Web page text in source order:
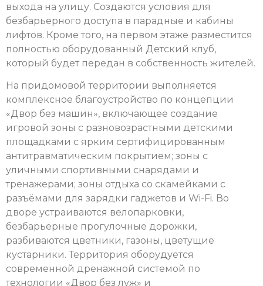
выхода на улицу. Создаются условия для
безбарьерного доступа в парадные и кабины
лифтов. Кроме того, на первом этаже разместится
полностью оборудованный Детский клуб,
который будет передан в собственность жителей.
На придомовой территории выполняется
комплексное благоустройство по концепции
«Двор без машин», включающее создание
игровой зоны с разновозрастными детскими
площадками с ярким сертифицированным
антитравматическим покрытием; зоны с
уличными спортивными снарядами и
тренажерами; зоны отдыха со скамейками с
разъёмами для зарядки гаджетов и Wi-Fi. Во
дворе устраиваются велопарковки,
безбарьерные прогулочные дорожки,
разбиваются цветники, газоны, цветущие
кустарники. Территория оборудуется
современной дренажной системой по
технологии «Двор без луж» и